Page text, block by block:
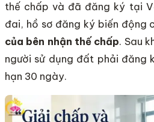
thế chấp và đã đăng ký tại
đai, hồ sơ đăng ký biến động
của bên nhận thế chấp. Sau
người sử dụng đất phải đăng
hạn 30 ngày.